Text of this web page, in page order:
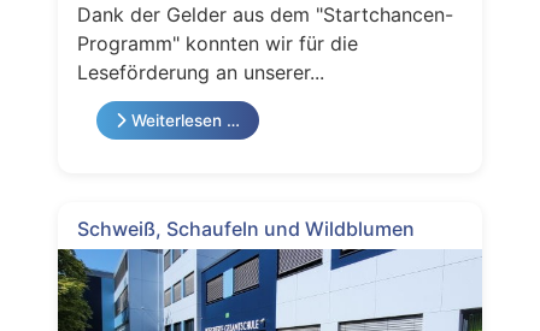
Dank der Gelder aus dem "Startchancen-
Programm" konnten wir für die
Leseförderung an unserer...
Weiterlesen …
Schweiß, Schaufeln und Wildblumen